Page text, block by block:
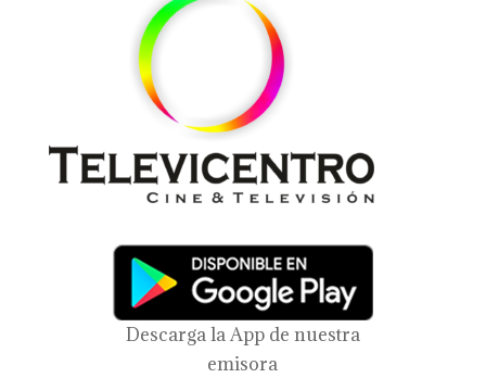
Descarga la App de nuestra
emisora